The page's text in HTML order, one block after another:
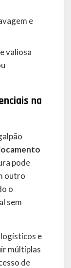
e
valiosa
na
pode
outro
o
sem
e
múltiplas
de